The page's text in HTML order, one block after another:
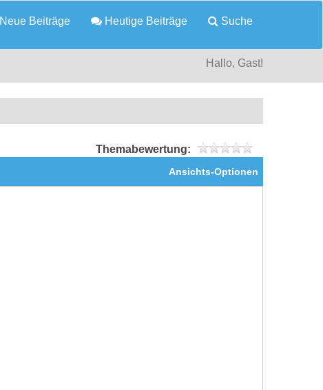
Neue Beiträge Heutige Beiträge Suche
Hallo, Gast!
Themabewertung:
Ansichts-Optionen